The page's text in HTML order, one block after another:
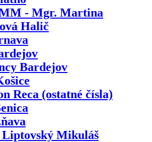
- Mgr. Martina
Halič
Bardejov
Reca (ostatné čísla)
Mikuláš